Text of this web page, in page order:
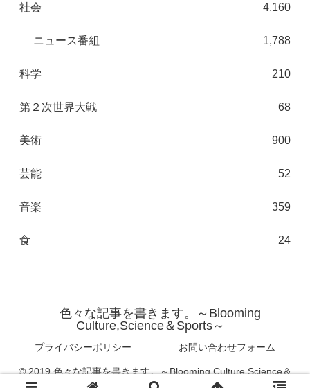
社会 4,160
ニュース番組 1,788
科学 210
第２次世界大戦 68
美術 900
芸能 52
音楽 359
食 24
色々な記事を書きます。～Blooming
Culture,Science＆Sports～
プライバシーポリシー お問い合わせフォーム
© 2019 色々な記事を書きます。～Blooming Culture,Science＆